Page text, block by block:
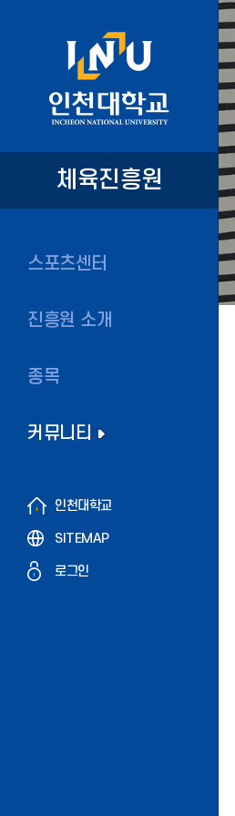
인천대학교
SITEMAP
로그인
체육진흥원
스포츠센터
진흥원 소개
종목
커뮤니티